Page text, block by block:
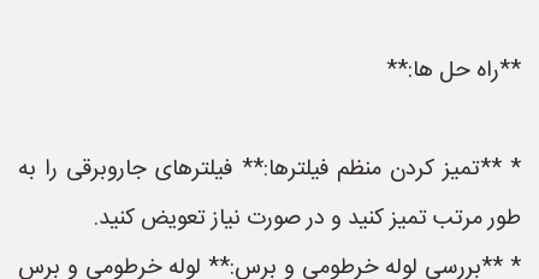
**راه حل ها:**
* **تمیز کردن منظم فیلترها:** فیلترهای جاروبرقی را به
طور مرتب تمیز کنید و در صورت نیاز تعویض کنید.
* **بررسی لوله خرطومی و برس:** لوله خرطومی و برس